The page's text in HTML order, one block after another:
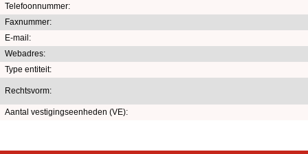
Telefoonnummer:
Faxnummer:
E-mail:
Webadres:
Type entiteit:
Rechtsvorm:
Aantal vestigingseenheden (VE):